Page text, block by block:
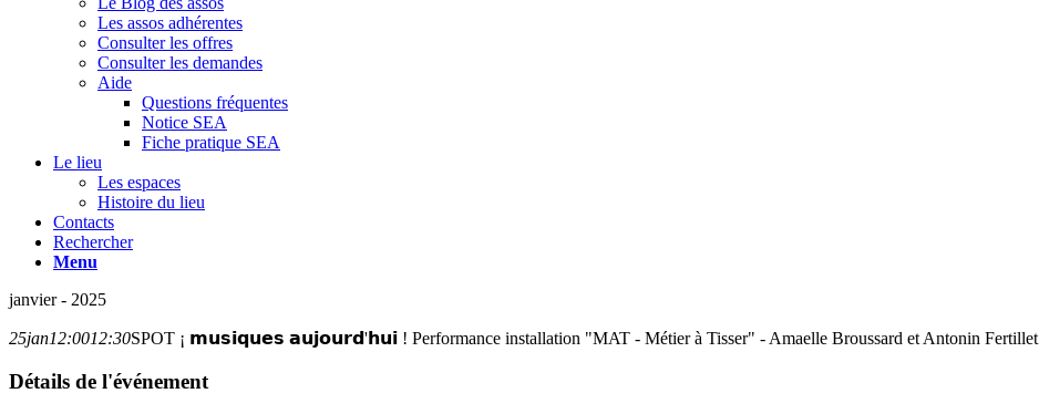
Les assos adhérentes
Consulter les offres
Consulter les demandes
Aide
Questions fréquentes
Notice SEA
Fiche pratique SEA
Le lieu
Les espaces
Histoire du lieu
Contacts
Rechercher
Menu
janvier - 2025
25jan12:0012:30SPOT ¡ 𝗺𝘂𝘀𝗶𝗾𝘂𝗲𝘀 𝗮𝘂𝗷𝗼𝘂𝗿𝗱'𝗵𝘂𝗶 ! Performance installation "MAT - Métier à Tisser" - Amaelle Broussard et Antonin Fertillet
Détails de l'événement